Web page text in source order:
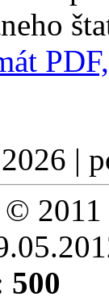
|
© 2011
500